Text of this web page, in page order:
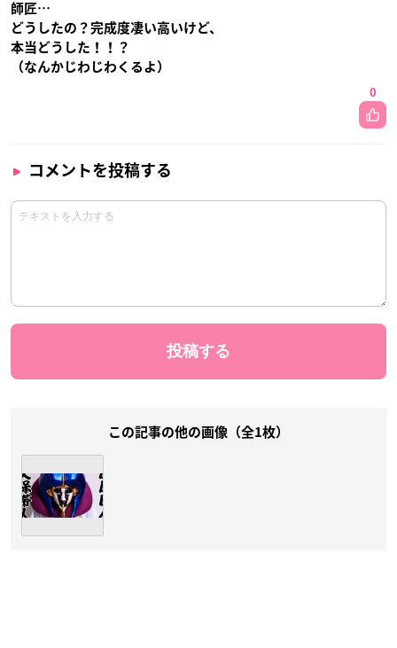
師匠…
どうしたの？完成度凄い高いけど、
本当どうした！！？
（なんかじわじわくるよ）
0
コメントを投稿する
この記事の他の画像（全1枚）